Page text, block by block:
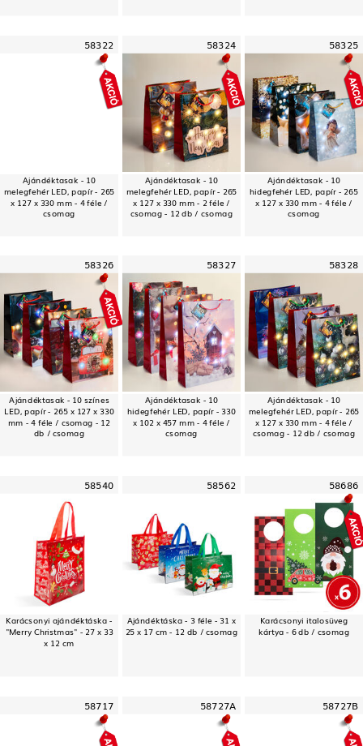
58322
Ajándéktasak - 10
melegfehér LED, papír - 265
x 127 x 330 mm - 4 féle /
csomag
58324
Ajándéktasak - 10
melegfehér LED, papír - 265
x 127 x 330 mm - 2 féle /
csomag - 12 db / csomag
58325
Ajándéktasak - 10
hidegfehér LED, papír - 265
x 127 x 330 mm - 4 féle /
csomag
58326
Ajándéktasak - 10 színes
LED, papír - 265 x 127 x 330
mm - 4 féle / csomag - 12
db / csomag
58327
Ajándéktasak - 10
hidegfehér LED, papír - 330
x 102 x 457 mm - 4 féle /
csomag
58328
Ajándéktasak - 10
melegfehér LED, papír - 265
x 127 x 330 mm - 4 féle /
csomag - 12 db / csomag
58540
Karácsonyi ajándéktáska -
"Merry Christmas" - 27 x 33
x 12 cm
58562
Ajándéktáska - 3 féle - 31 x
25 x 17 cm - 12 db / csomag
58686
Karácsonyi italosüveg
kártya - 6 db / csomag
58717 58727A 58727B